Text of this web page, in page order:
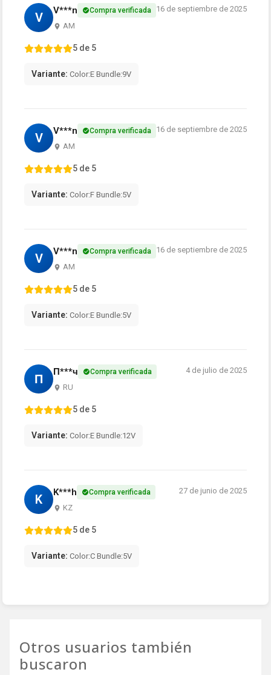
V V***n Compra verificada
AM
16 de septiembre de 2025
5 de 5
Variante: Color:E Bundle:9V
V V***n Compra verificada
AM
16 de septiembre de 2025
5 de 5
Variante: Color:F Bundle:5V
V V***n Compra verificada
AM
16 de septiembre de 2025
5 de 5
Variante: Color:E Bundle:5V
П П***ч Compra verificada
RU
4 de julio de 2025
5 de 5
Variante: Color:E Bundle:12V
K K***h Compra verificada
KZ
27 de junio de 2025
5 de 5
Variante: Color:C Bundle:5V
Otros usuarios también
buscaron